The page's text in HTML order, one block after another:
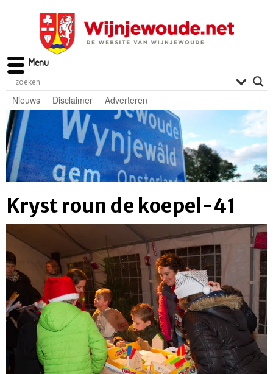
Nieuws Disclaimer Adverteren
Kryst roun de koepel-41
Menu